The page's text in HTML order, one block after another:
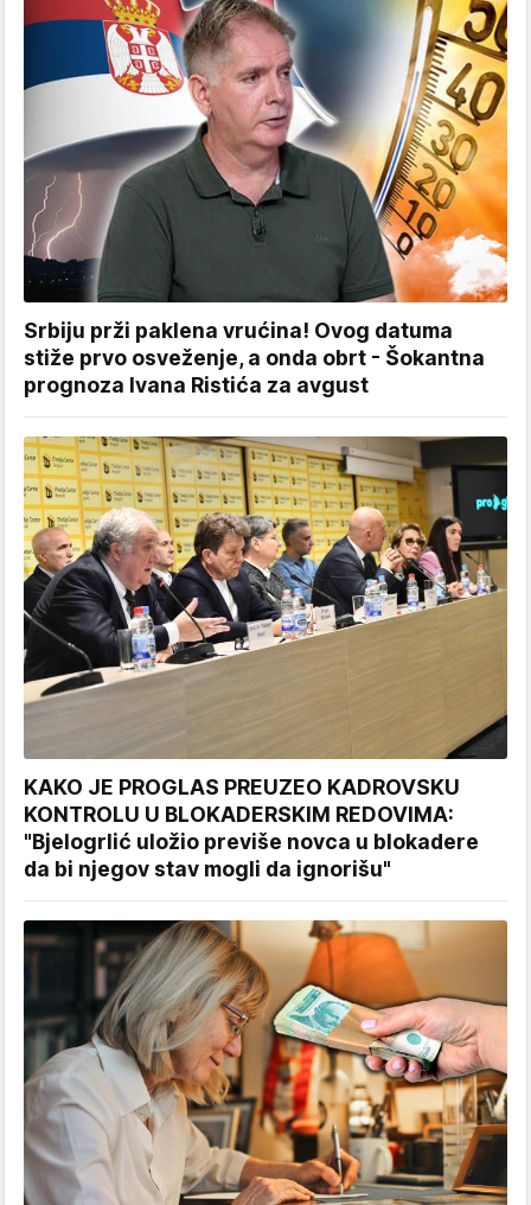
Srbiju prži paklena vrućina! Ovog datuma
stiže prvo osveženje, a onda obrt - Šokantna
prognoza Ivana Ristića za avgust
KAKO JE PROGLAS PREUZEO KADROVSKU
KONTROLU U BLOKADERSKIM REDOVIMA:
"Bjelogrlić uložio previše novca u blokadere
da bi njegov stav mogli da ignorišu"